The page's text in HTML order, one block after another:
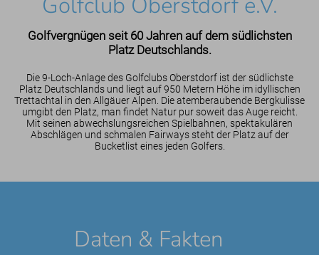
AllgäuGolfPass
Service
Golfvergnügen seit 60 Jahren auf dem südlichsten
Platz Deutschlands.
Die 9-Loch-Anlage des Golfclubs Oberstdorf ist der südlichste
Platz Deutschlands und liegt auf 950 Metern Höhe im idyllischen
Trettachtal in den Allgäuer Alpen. Die atemberaubende Bergkulisse
umgibt den Platz, man findet Natur pur soweit das Auge reicht.
Mit seinen abwechslungsreichen Spielbahnen, spektakulären
Abschlägen und schmalen Fairways steht der Platz auf der
Bucketlist eines jeden Golfers.
Daten & Fakten